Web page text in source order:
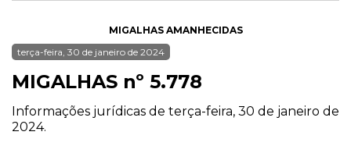
MIGALHAS AMANHECIDAS
terça-feira, 30 de janeiro de 2024
MIGALHAS nº 5.778
Informações jurídicas de terça-feira, 30 de janeiro de
2024.